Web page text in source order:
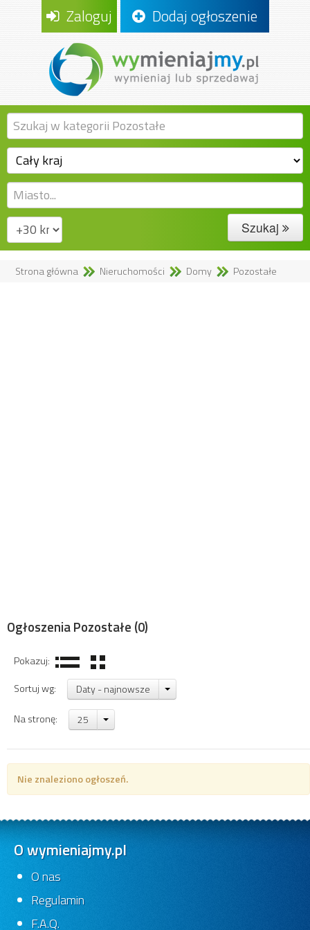
Zaloguj Dodaj ogłoszenie
Szukaj
Strona główna Nieruchomości Domy Pozostałe
Ogłoszenia Pozostałe (0)
Pokazuj:
Sortuj wg:
Daty - najnowsze
Na stronę: 25
Nie znaleziono ogłoszeń.
O wymieniajmy.pl
O nas
Regulamin
F.A.Q.